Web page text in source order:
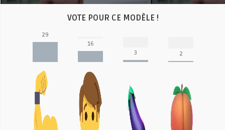
VOTE POUR CE MODÈLE !
29
16
3 2